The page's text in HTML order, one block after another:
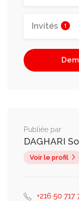
Invités 1
Publiée par
DAGHARI
Voir le profil
+216 50 717